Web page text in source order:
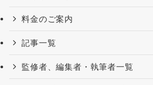
料金のご案内
記事一覧
監修者、編集者・執筆者一覧